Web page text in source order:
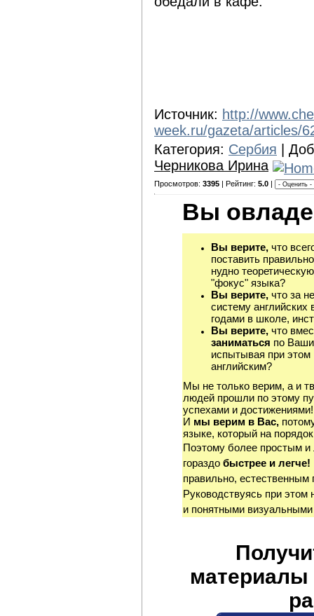
Источник: http://
week.ru/gazeta/articles/
Категория: Сербия |
Черникова Ирина
Просмотров: 3395 | Рейтинг: 5.0
Вы
Вы верите, что
поставить
нудно
"фокус" языка?
Вы верите, что за
систему
годами в школе,
Вы верите, что
заниматься по
испытывая при этом
английским?
Мы не только верим, а и
людей прошли по этому
успехами и достижениями!
И мы верим в Вас,
языке, который на
Поэтому более простым
гораздо быстрее и легче!
правильно, естественным
Руководствуясь при
и понятными
материалы